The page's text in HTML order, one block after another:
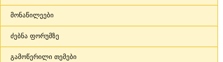
მონაწილეები
ძებნა ფორუმზე
გამოწერილი თემები